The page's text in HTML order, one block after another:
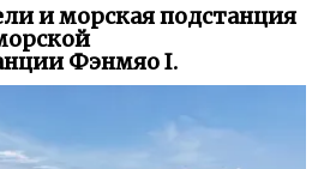
и морская подстанция
Фэнмяо I.